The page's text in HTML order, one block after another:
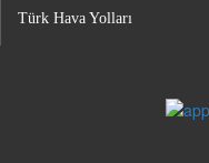
Türk Hava Yolları